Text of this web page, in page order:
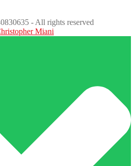
- All rights reserved
Miani